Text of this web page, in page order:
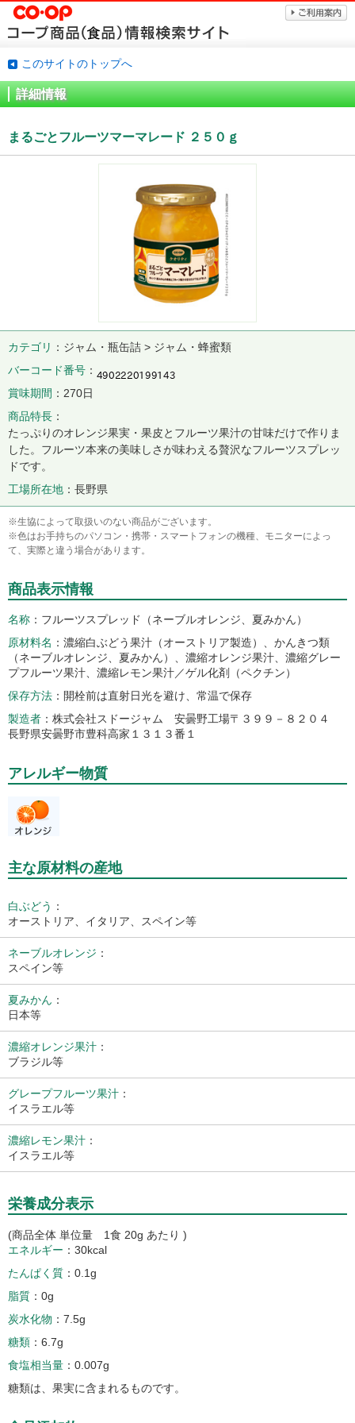
このサイトのトップへ
詳細情報
まるごとフルーツマーマレード ２５０ｇ
カテゴリ
ジャム・瓶缶詰 > ジャム・蜂蜜類
バーコード番号
賞味期間
270日
商品特長
たっぷりのオレンジ果実・果皮とフルーツ果汁の甘味だけで作りま
した。フルーツ本来の美味しさが味わえる贅沢なフルーツスプレッ
ドです。
工場所在地
長野県
※生協によって取扱いのない商品がございます。
※色はお手持ちのパソコン・携帯・スマートフォンの機種、モニターによっ
て、実際と違う場合があります。
商品表示情報
名称
フルーツスプレッド（ネーブルオレンジ、夏みかん）
原材料名
濃縮白ぶどう果汁（オーストリア製造）、かんきつ類
（ネーブルオレンジ、夏みかん）、濃縮オレンジ果汁、濃縮グレー
プフルーツ果汁、濃縮レモン果汁／ゲル化剤（ペクチン）
保存方法
開栓前は直射日光を避け、常温で保存
製造者
株式会社スドージャム 安曇野工場〒３９９－８２０４
長野県安曇野市豊科高家１３１３番１
アレルギー物質
主な原材料の産地
白ぶどう ：
オーストリア、イタリア、スペイン等
ネーブルオレンジ ：
スペイン等
夏みかん ：
日本等
濃縮オレンジ果汁 ：
ブラジル等
グレープフルーツ果汁 ：
イスラエル等
濃縮レモン果汁 ：
イスラエル等
栄養成分表示
(商品全体 単位量 1食 20g あたり )
エネルギー
30kcal
たんぱく質
0.1g
脂質
0g
炭水化物
7.5g
糖類
6.7g
食塩相当量
0.007g
糖類は、果実に含まれるものです。